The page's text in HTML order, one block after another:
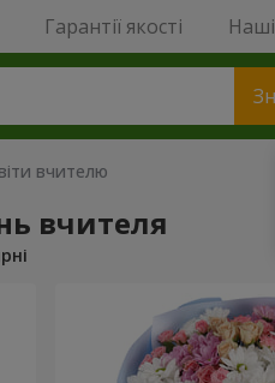
Гарантії якості
вчителю
вчителя